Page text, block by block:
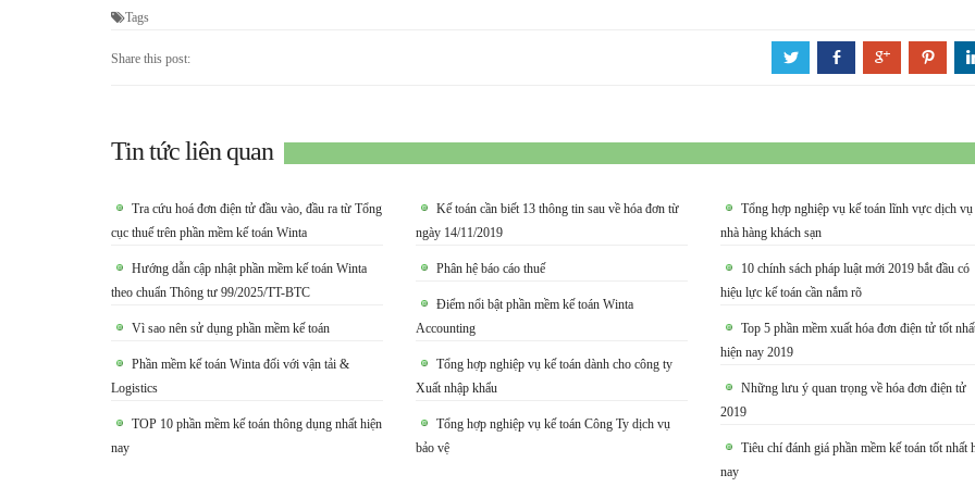
Tags
Share this post: a b c d
Tin tức liên quan
Tra cứu hoá đơn điện tử đầu vào, đầu ra từ Tổng
cục thuế trên phần mềm kế toán Winta
Hướng dẫn cập nhật phần mềm kế toán Winta
theo chuẩn Thông tư 99/2025/TT-BTC
Vì sao nên sử dụng phần mềm kế toán
Phần mềm kế toán Winta đối với vận tải &
Logistics
TOP 10 phần mềm kế toán thông dụng nhất hiện
nay
Kế toán cần biết 13 thông tin sau về hóa đơn từ
ngày 14/11/2019
Phân hệ báo cáo thuế
Điểm nổi bật phần mềm kế toán Winta
Accounting
Tổng hợp nghiệp vụ kế toán dành cho công ty
Xuất nhập khẩu
Tổng hợp nghiệp vụ kế toán Công Ty dịch vụ
bảo vệ
Tổng hợp nghiệp vụ kế toán lĩnh vực dịch vụ
nhà hàng khách sạn
10 chính sách pháp luật mới 2019 bắt đầu có
hiệu lực kế toán cần nắm rõ
Top 5 phần mềm xuất hóa đơn điện tử tốt
hiện nay 2019
Những lưu ý quan trọng về hóa đơn điện tử
2019
Tiêu chí đánh giá phần mềm kế toán tốt nhất
nay